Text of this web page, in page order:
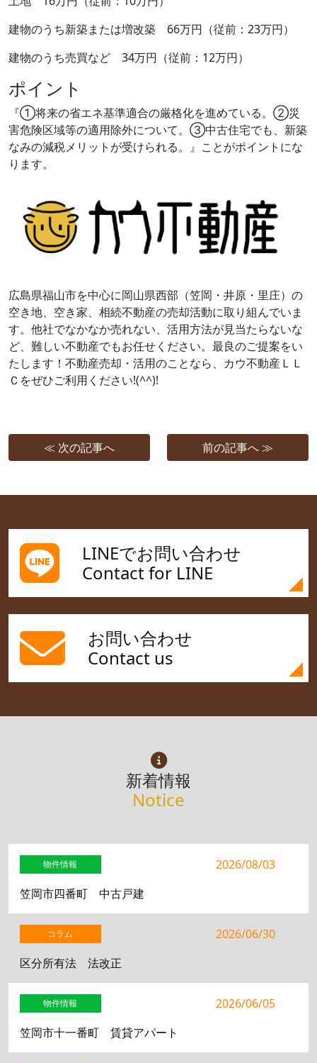
建物のうち新築または増改築 66万円（従前：23万円）
建物のうち売買など 34万円（従前：12万円）
ポイント
『①将来の省エネ基準適合の厳格化を進めている。②災
害危険区域等の適用除外について。③中古住宅でも、新築
なみの減税メリットが受けられる。』ことがポイントにな
ります。
広島県福山市を中心に岡山県西部（笠岡・井原・里庄）の
空き地、空き家、相続不動産の売却活動に取り組んでいま
す。他社でなかなか売れない、活用方法が見当たらないな
ど、難しい不動産でもお任せください。最良のご提案をい
たします！不動産売却・活用のことなら、カウ不動産ＬＬ
Ｃをぜひご利用ください!(^^)!
≪ 次の記事へ 前の記事へ ≫
LINEでお問い合わせ
Contact for LINE
お問い合わせ
Contact us
新着情報
Notice
物件情報
2026/08/03
笠岡市四番町 中古戸建
コラム
2026/06/30
区分所有法 法改正
物件情報
2026/06/05
笠岡市十一番町 賃貸アパート